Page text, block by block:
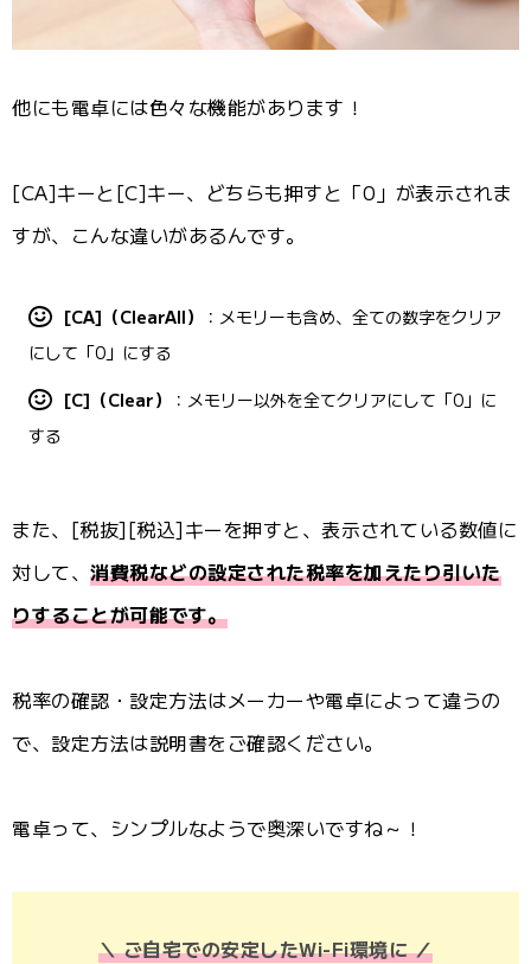
他にも電卓には色々な機能があります！
[CA]キーと[C]キー、どちらも押すと「0」が表示されま
すが、こんな違いがあるんです。
[CA]（ClearAll）
：メモリーも含め、全ての数字をクリア
にして「0」にする
[C]（Clear）
：メモリー以外を全てクリアにして「0」に
する
また、[税抜][税込]キーを押すと、表示されている数値に
対して、 消費税などの設定された税率を加えたり引いた
りすることが可能です。
税率の確認・設定方法はメーカーや電卓によって違うの
で、設定方法は説明書をご確認ください。
電卓って、シンプルなようで奥深いですね～！
＼ ご自宅での安定したWi-Fi環境に ／